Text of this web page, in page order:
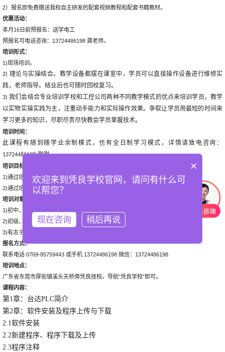
2）报名即免费赠送我校自主研发的配套视频教程和配套书籍教材。
优惠活动：
本月16日前预报名：送学电工
预报名可电话咨询：13724486198 龚老师。
培训形式：
1)现场培训。
2) 理论与实操结合。教学设备都摆在课室中，学员可以直接操作设备进行维修实
践，老师指导。结业后也可随时回校复习。
3)我们会结合专业培训学校和工控公司两种不同教学模式的优点来培训学员，教学
以实物实操实践为主，注重动手能力和实际操作效果。争取让学员用最短的时间来
学习更多的知识，尽职尽责尽快教会学员掌握技术。
培训 时间 ：
此课程有随到随学业余制模式，也有全日制学习模式，详情请致电咨询：
13724486198谢谢。
培训目标：
1)通过培训能实际上手做项目
2)通过培训能直接从事PLC编程设计工作
培训对象
1)初中、高中、中专、大专、本科等各种学历毕业生
2)初级、中级、高级电工
3)有志于从事电气自动化方面工作的人员等等。
报名方式：
联系电话 0769-85759443 或手机 13724486198 微信：13724486198
培训地点：
广东省东莞市厚街镇溪头天桥旁凭良技校。导航“凭良学校”即可。
课程内容：
第1章：台达PLC简介
第2章：软件安装及程序上传与下载
2.1软件安装
2.2新建程序、程序下载及上传
2.3程序注释
×
欢迎来到凭良学校官网，请问有什么可
以帮您？
现在咨询 稍后再说